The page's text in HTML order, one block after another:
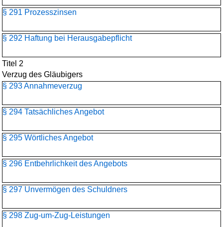
§ 291 Prozesszinsen
§ 292 Haftung bei Herausgabepflicht
Titel 2
Verzug des Gläubigers
§ 293 Annahmeverzug
§ 294 Tatsächliches Angebot
§ 295 Wörtliches Angebot
§ 296 Entbehrlichkeit des Angebots
§ 297 Unvermögen des Schuldners
§ 298 Zug-um-Zug-Leistungen